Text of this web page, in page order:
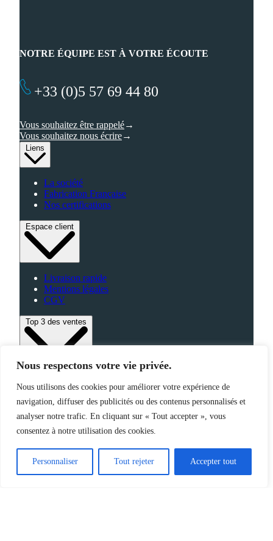
Nous respectons votre vie privée.
Nous utilisons des cookies pour améliorer votre expérience de
navigation, diffuser des publicités ou des contenus personnalisés et
analyser notre trafic. En cliquant sur « Tout accepter », vous
consentez à notre utilisation des cookies.
Personnaliser Tout rejeter Accepter tout
Liens
La société
Fabrication Française
Nos certifications
Espace client
Livraison rapide
Mentions légales
CGV
Top 3 des ventes
High-Tech
Fabriqué en France
NOTRE ÉQUIPE EST À VOTRE ÉCOUTE
+33 (0)5 57 69 44 80
Vous souhaitez être rappelé
Vous souhaitez nous écrire
©2025 Jemapub – Tous droits réservés